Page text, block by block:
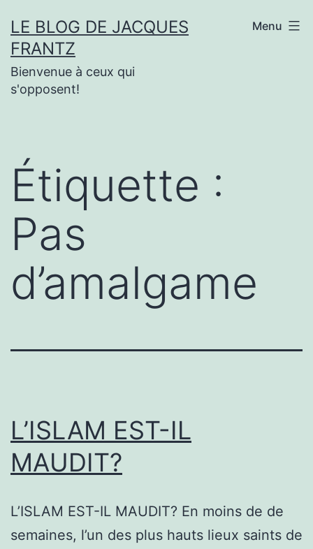
au
contenu
LE BLOG DE JACQUES
FRANTZ
Bienvenue à ceux qui
s'opposent!
Menu
Étiquette :
Pas
d’amalgame
L’ISLAM EST-IL
MAUDIT?
L’ISLAM EST-IL MAUDIT? En moins de de
semaines, l’un des plus hauts lieux saints de